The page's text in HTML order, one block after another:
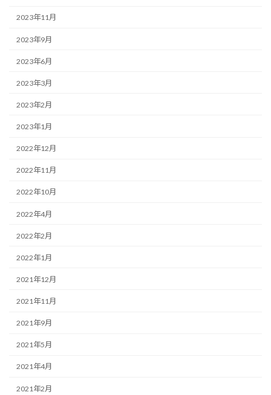
2023年11月
2023年9月
2023年6月
2023年3月
2023年2月
2023年1月
2022年12月
2022年11月
2022年10月
2022年4月
2022年2月
2022年1月
2021年12月
2021年11月
2021年9月
2021年5月
2021年4月
2021年2月